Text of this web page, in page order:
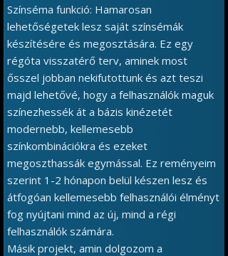
Színséma funkció: Hamarosan
lehetőségetek lesz saját színsémák
készítésére és megosztására. Ez egy
régóta visszatérő terv, aminek most
ősszel jobban nekifutottunk és azt teszi
majd lehetővé, hogy a felhasználók maguk
színezhessék át a bázis kinézetét
modernebb, kellemesebb
színkombinációkra és ezeket
megoszthassák egymással. Ez reményeim
szerint 1-2 hónapon belül készen lesz és
átfogóan kellemesebb felhasználói élményt
fog nyújtani mind az új, mind a régi
felhasználók számára.
Másik projekt, amin dolgozom a